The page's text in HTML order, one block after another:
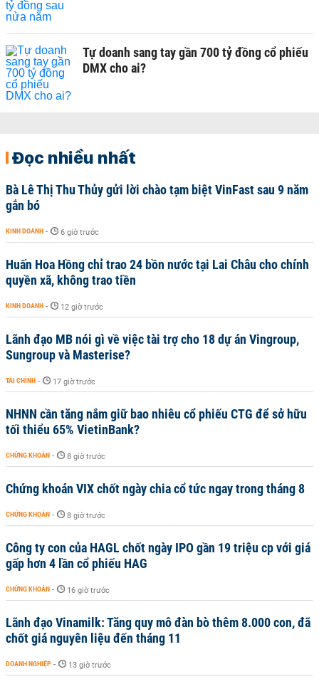
Tự doanh sang tay gần 700 tỷ đồng cổ phiếu
DMX cho ai?
Đọc nhiều nhất
Bà Lê Thị Thu Thủy gửi lời chào tạm biệt VinFast sau 9 năm
gắn bó
KINH DOANH - 6 giờ trước
Huấn Hoa Hồng chỉ trao 24 bồn nước tại Lai Châu cho chính
quyền xã, không trao tiền
KINH DOANH - 12 giờ trước
Lãnh đạo MB nói gì về việc tài trợ cho 18 dự án Vingroup,
Sungroup và Masterise?
TÀI CHÍNH - 17 giờ trước
NHNN cần tăng nắm giữ bao nhiêu cổ phiếu CTG để sở hữu
tối thiểu 65% VietinBank?
CHỨNG KHOÁN - 8 giờ trước
Chứng khoán VIX chốt ngày chia cổ tức ngay trong tháng 8
CHỨNG KHOÁN - 8 giờ trước
Công ty con của HAGL chốt ngày IPO gần 19 triệu cp với giá
gấp hơn 4 lần cổ phiếu HAG
CHỨNG KHOÁN - 16 giờ trước
Lãnh đạo Vinamilk: Tăng quy mô đàn bò thêm 8.000 con, đã
chốt giá nguyên liệu đến tháng 11
DOANH NGHIỆP - 13 giờ trước